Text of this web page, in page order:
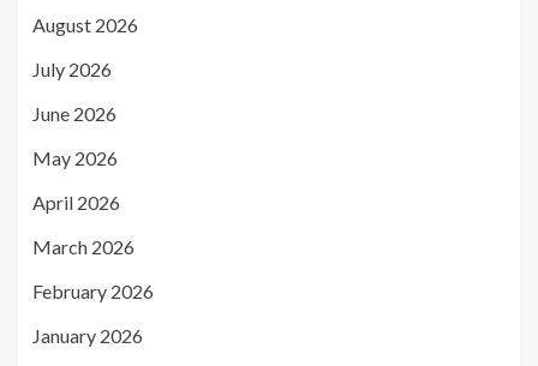
August 2026
July 2026
June 2026
May 2026
April 2026
March 2026
February 2026
January 2026